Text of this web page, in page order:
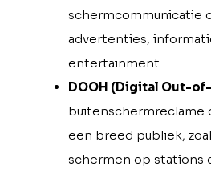
schermcommunicatie
advertenties,
entertainment.
DOOH (Digital Out-
buitenschermreclame
een breed publiek,
schermen op stations